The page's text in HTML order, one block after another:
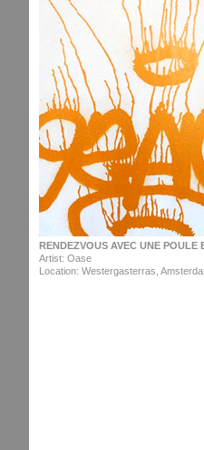
RENDEZVOUS AVEC UNE POULE
Artist: Oase
Location: Westergasterras,